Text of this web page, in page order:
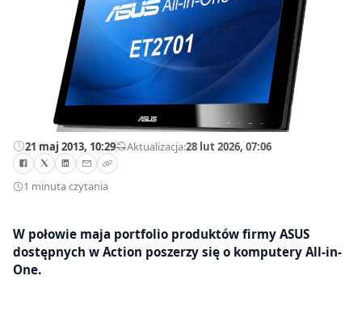
21 maj 2013, 10:29—Aktualizacja:28 lut 2026, 07:06
1 minuta czytania
W połowie maja portfolio produktów firmy ASUS
dostępnych w Action poszerzy się o komputery All-in-
One.